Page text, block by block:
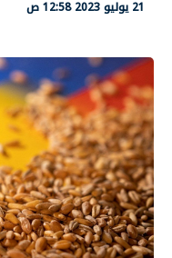
21 يوليو 2023 12:58 ص